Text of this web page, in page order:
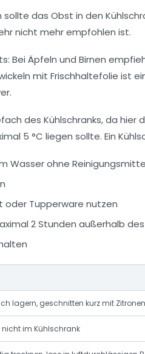
sollte das Obst in den
nicht mehr empfohlen ist.
Bei Äpfeln und Birnen
mit Frischhaltefolie
des Kühlschranks, da
5 °C liegen sollte. Ein
Wasser ohne
oder Tupperware nutzen
2 Stunden außerhalb
lagern, geschnitten kurz mit
nicht im Kühlschrank